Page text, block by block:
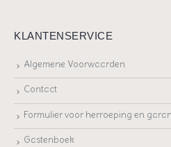
KLANTENSERVICE
Algemene Voorwaarden
Contact
Formulier voor herroeping en
Gastenboek